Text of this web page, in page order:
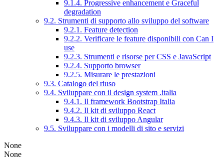
9.1.4. Progressive enhancement e Graceful
degradation
9.2. Strumenti di supporto allo sviluppo del software
9.2.1. Feature detection
9.2.2. Verificare le feature disponibili con Can I
use
9.2.3. Strumenti e risorse per CSS e JavaScript
9.2.4. Supporto browser
9.2.5. Misurare le prestazioni
9.3. Catalogo del riuso
9.4. Sviluppare con il design system .italia
9.4.1. Il framework Bootstrap Italia
9.4.2. Il kit di sviluppo React
9.4.3. Il kit di sviluppo Angular
9.5. Sviluppare con i modelli di sito e servizi
None
None